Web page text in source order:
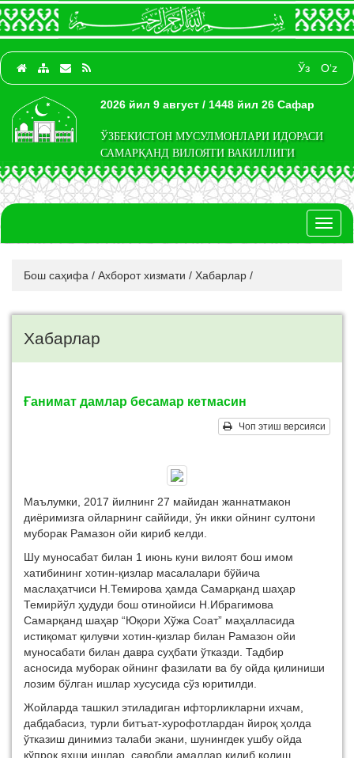
Ўз O‘z
2026 йил 9 август / 1448 йил 26 Сафар
ЎЗБЕКИСТОН МУСУЛМОНЛАРИ ИДОРАСИ
САМАРҚАНД ВИЛОЯТИ ВАКИЛЛИГИ
Бош саҳифа / Ахборот хизмати / Хабарлар /
Хабарлар
Ғанимат дамлар бесамар кетмасин
Чоп этиш версияси
Маълумки, 2017 йилнинг 27 майидан жаннатмакон
диёримизга ойларнинг саййиди, ўн икки ойнинг султони
муборак Рамазон ойи кириб келди.
Шу муносабат билан 1 июнь куни вилоят бош имом
хатибининг хотин-қизлар масалалари бўйича
маслаҳатчиси Н.Темирова ҳамда Самарқанд шаҳар
Темирйўл ҳудуди бош отинойиси Н.Ибрагимова
Самарқанд шаҳар “Юқори Хўжа Соат” маҳалласида
истиқомат қилувчи хотин-қизлар билан Рамазон ойи
муносабати билан давра суҳбати ўтказди. Тадбир
асносида муборак ойнинг фазилати ва бу ойда қилиниши
лозим бўлган ишлар хусусида сўз юритилди.
Жойларда ташкил этиладиган ифторликларни ихчам,
дабдабасиз, турли битъат-хурофотлардан йироқ ҳолда
ўтказиш динимиз талаби экани, шунингдек ушбу ойда
кўпроқ яхши ишлар, савобли амаллар қилиб қолиш